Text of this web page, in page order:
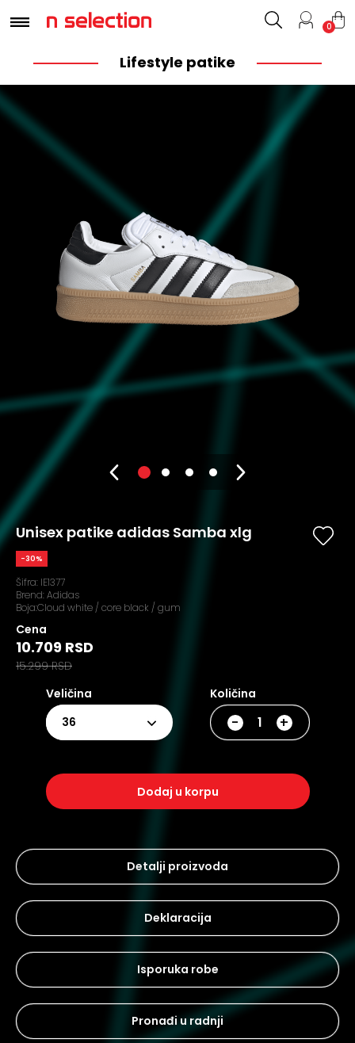
0
Lifestyle patike
Unisex patike adidas Samba xlg
-30%
Šifra: IE1377
Brend:Adidas
Boja:Cloud white / core black / gum
Cena
10.709 RSD
15.299 RSD
Veličina
36
Količina
- +
dodaj u korpu
Detalji proizvoda
Deklaracija
Isporuka robe
Pronađi u radnji